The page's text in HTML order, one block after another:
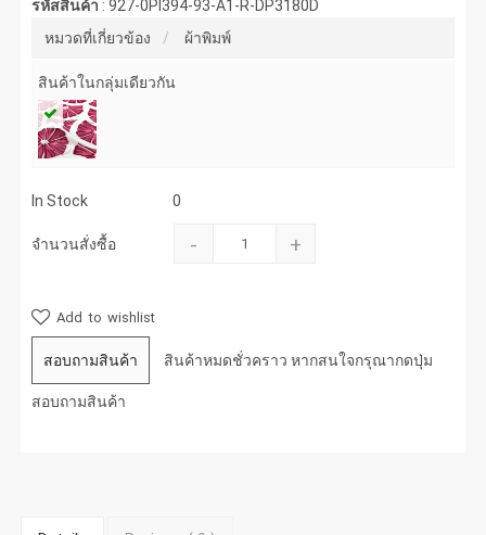
รหัสสินค้า :927-0PI394-93-A1-R-DP3180D
หมวดที่เกี่ยวข้อง
ผ้าพิมพ์
สินค้าในกลุ่มเดียวกัน
In Stock 0
จำนวนสั่งซื้อ - +
Add to wishlist
สอบถามสินค้า สินค้าหมดชั่วคราว หากสนใจกรุณากดปุ่ม
สอบถามสินค้า